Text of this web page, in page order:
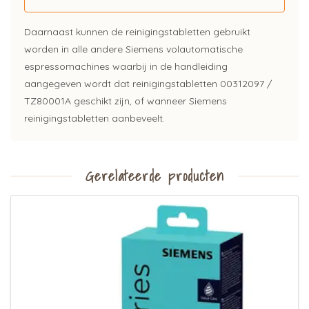
Daarnaast kunnen de reinigingstabletten gebruikt
worden in alle andere Siemens volautomatische
espressomachines waarbij in de handleiding
aangegeven wordt dat reinigingstabletten 00312097 /
TZ80001A geschikt zijn, of wanneer Siemens
reinigingstabletten aanbeveelt.
Gerelateerde producten